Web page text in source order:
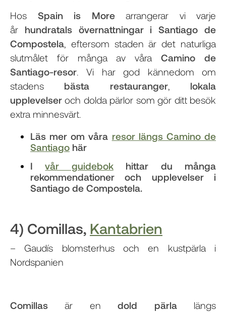
Hos Spain is Morearrangerar vi varje
år hundratals övernattningar i Santiago de
Compostela, eftersom staden är det naturliga
slutmålet för många av våraCamino de
Santiago-resor. Vi har god kännedom om
stadens bästa restauranger, lokala
upplevelser och dolda pärlor som gör ditt besök
extra minnesvärt.
Läs mer om våra resor längs Camino de
Santiago här
Ivår guidebokhittar du många
rekommendationer och upplevelser i
Santiago de Compostela.
4) Comillas, Kantabrien
– Gaudís blomsterhus och en kustpärla i
Nordspanien
Comillas är endold pärlalängs